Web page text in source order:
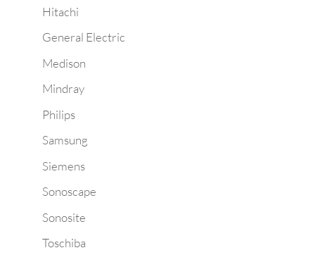
Hitachi
General Electric
Medison
Mindray
Philips
Samsung
Siemens
Sonoscape
Sonosite
Toschiba